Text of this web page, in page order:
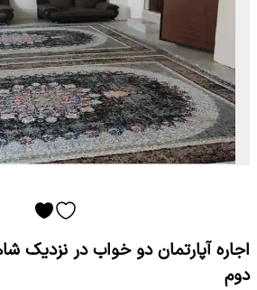
اجاره آپارتمان دو خواب در نزدیک
دوم